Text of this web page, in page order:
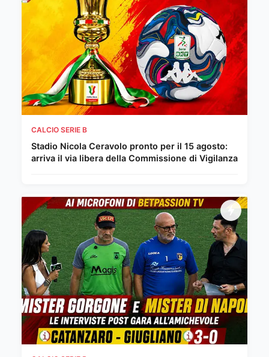
CALCIO SERIE B
Stadio Nicola Ceravolo pronto per il 15 agosto:
arriva il via libera della Commissione di Vigilanza